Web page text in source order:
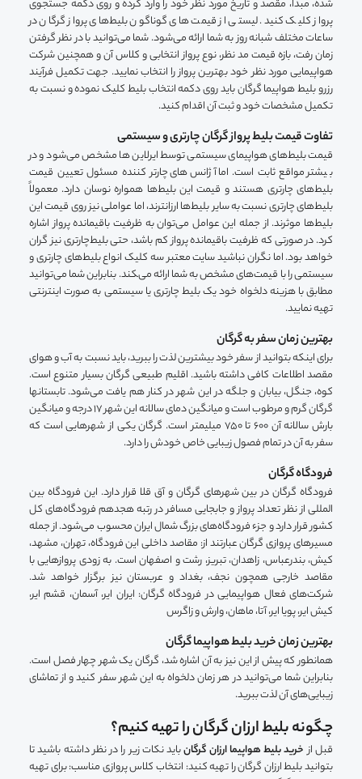
شده، مبدا، مقصد و تاریخ مورد نظر خود را وارد کرده و روی دکمه جستجوی
پرواز کلیک کنید. لیستی از قیمت های گوناگون بلیط‌های پرواز گرگان در
ساعات مختلف شبانه روز به شما ارائه می‌شود. شما می‌توانید با در نظر گرفتن
زمان رفت، بازه قیمت مد نظر، نوع پرواز انتخابی و کلاس آن و همچنین شرکت
هواپیمایی مورد نظر خود بهترین پرواز را انتخاب نمایید. جهت تکمیل فرآیند
رزرو بلیط هواپیما گرگان باید روی دکمه انتخاب بلیط کلیک نموده و نسبت به
تکمیل مشخصات خود و ثبت آن اقدام کنید.
تفاوت قیمت بلیط پرواز گرگان چارتری و سیستمی
قیمت بلیط‌های هواپیمای سیستمی توسط ایرلاین ها مشخص می‌شود و در
بیشتر مواقع ثابت است. اما آژانس‌های چارتر کننده مسئول تعیین قیمت
بلیط‌های چارتری هستند و قیمت این بلیط‌ها همواره نوسان دارد. معمولاً
بلیط‌های چارتری نسبت به سایر بلیط‌ها ارزانترند، اما عواملی نیز روی قیمت این
بلیط‌ها موثرند. از جمله این عوامل می‌توان به ظرفیت باقیمانده پرواز اشاره
کرد. در صورتی که ظرفیت باقیمانده پرواز کم باشد، حتی بلیط‌چارتری نیز گران
خواهد بود. اما نگران نباشید سایت معتبر سه کلیک انواع بلیط‌های چارتری و
سیستمی را با قیمت‌های مشخص به شما ارائه می‌‍کند. بنابراین شما می‌توانید
مطابق با هزینه دلخواه خود یک بلیط چارتری یا سیستمی به صورت اینترنتی
تهیه نمایید.
بهترین زمان سفر به گرگان
برای اینکه بتوانید از سفر خود بیشترین لذت را ببرید، باید نسبت به آب و هوای
مقصد اطلاعات کافی داشته باشید. اقلیم طبیعی گرگان بسیار متنوع است.
کوه، جنگل، بیابان و جلگه در این شهر در کنار هم یافت می‌شود. تابستانها
گرگان گرم و مرطوب است و میانگین دمای سالانه این شهر ۱۷ درجه و میانگین
بارش سالانه آن ۶۰۰ تا ۷۵۰ میلیمتر است. گرگان یکی از شهرهایی است که
سفر به آن در تمام فصول زیبایی خاص خودش را دارد.
فرودگاه گرگان
فرودگاه گرگان در بین شهرهای گرگان و آق قلا قرار دارد. این فرودگاه بین
المللی از نظر تعداد پرواز و جابجایی مسافر در رتبه هجدهم فرودگاه‌های کل
کشور قرار دارد و جزء فرودگاه‌های بزرگ شمال ایران محسوب می‌شود. از جمله
مسیرهای پروازی گرگان عبارتند از: مقاصد داخلی این فرودگاه، تهران، مشهد،
کیش، بندرعباس، زاهدان، تبریز، رشت و اصفهان است. به زودی پروازهایی با
مقاصد خارجی همچون نجف، بغداد و عربستان نیز برگزار خواهد شد.
شرکت‌های فعال هواپیمایی در فرودگاه گرگان: ایران ایر، آسمان، قشم ایر،
کیش ایر، پویا ایر، آتا، ماهان، وارش و زاگرس
بهترین زمان خرید بلیط هواپیما گرگان
همانطور که پیش از این نیز به آن اشاره شد، گرگان یک شهر چهار فصل است.
بنابراین شما می‌توانید در هر زمان دلخواه به این شهر سفر کنید و از تماشای
زیبایی‌های آن لذت ببرید.
چگونه بلیط ارزان گرگان را تهیه کنیم؟
قبل ازخرید بلیط هواپیما ارزان گرگانباید نکات زیر را در نظر داشته باشید تا
بتوانید بلیط ارزان گرگان را تهیه کنید: انتخاب کلاس پروازی مناسب: برای تهیه